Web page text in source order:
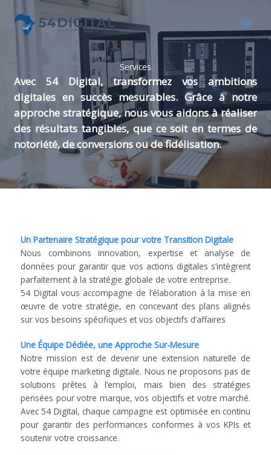
contenu
Services
Avec 54 Digital, transformez vos ambitions
digitales en succès mesurables. Grâce à notre
approche stratégique, nous vous aidons à réaliser
des résultats tangibles, que ce soit en termes de
notoriété, de conversions ou de fidélisation.
Un Partenaire Stratégique pour votre Transition Digitale
Nous combinons innovation, expertise et analyse de
données pour garantir que vos actions digitales s’intègrent
parfaitement à la stratégie globale de votre entreprise.
54 Digital vous accompagne de l’élaboration à la mise en
œuvre de votre stratégie, en concevant des plans alignés
sur vos besoins spécifiques et vos objectifs d’affaires
Une Équipe Dédiée, une Approche Sur-Mesure
Notre mission est de devenir une extension naturelle de
votre équipe marketing digitale. Nous ne proposons pas de
solutions prêtes à l’emploi, mais bien des stratégies
pensées pour votre marque, vos objectifs et votre marché.
Avec 54 Digital, chaque campagne est optimisée en continu
pour garantir des performances conformes à vos KPIs et
soutenir votre croissance.